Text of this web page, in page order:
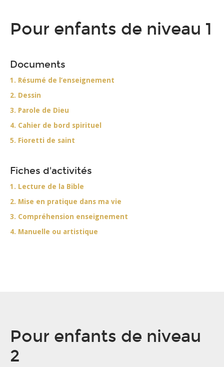
Pour enfants de niveau 1
Documents
1. Résumé de l’enseignement
2. Dessin
3. Parole de Dieu
4. Cahier de bord spirituel
5. Fioretti de saint
Fiches d'activités
1. Lecture de la Bible
2. Mise en pratique dans ma vie
3. Compréhension enseignement
4. Manuelle ou artistique
Pour enfants de niveau
2